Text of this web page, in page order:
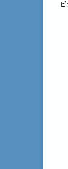
ビ